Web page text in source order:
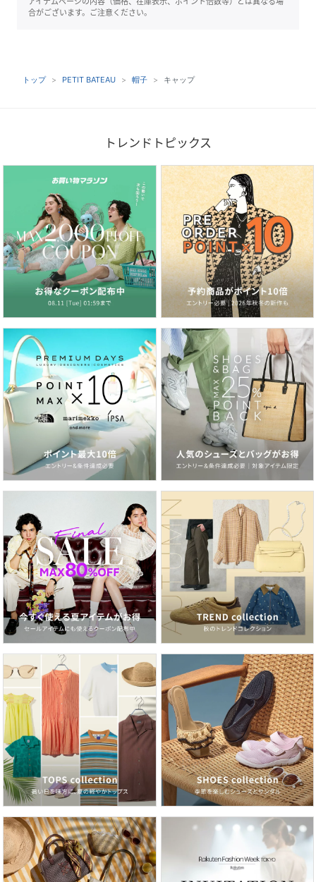
合がございます。ご注意ください。
トップ PETIT BATEAU 帽子 キャップ
トレンドトピックス